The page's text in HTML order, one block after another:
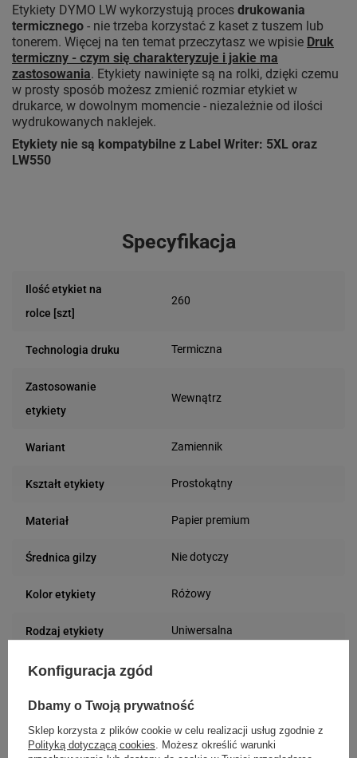
Etykiety DYMO LW wykorzystują proces drukowania
termicznego - nie trzeba korzystać z kaset z tuszem lub
tonerem. Więcej na ten temat przeczytasz we wpisie Druk
termiczny - czym się charakteryzuje i jakie ma
zastosowania. Etykiety nawinięte są na rolki, dzięki czemu
w prosty sposób możesz zmienić rozmiar etykiet w
drukarce, w dowolnym momencie - niezależnie od ilości
wydrukowanych naklejek.
Etykiety nie są kompatybilne z Label Writer: 5XL oraz
LW550
Specyfikacja
Ilość etykiet na
rolce [szt]
260
Technologia druku Termiczna
Zastosowanie
etykiety
Wewnątrz
Wariant Zamiennik
Kształt etykiety Prostokątny
Materiał Papier premium
Średnica gilzy Nie dotyczy
Kolor etykiety Różowy
Rodzaj etykiety Uniwersalna
Szerokość etykiety
Długość etykiety 89 mm
Możliwość
Trudne
Konfiguracja zgód
Dbamy o Twoją prywatność
Sklep korzysta z plików cookie w celu realizacji usług zgodnie z
Polityką dotyczącą cookies. Możesz określić warunki